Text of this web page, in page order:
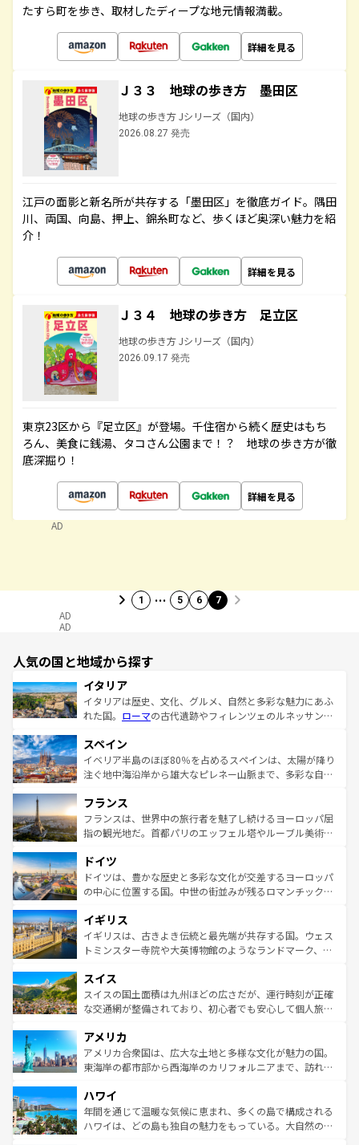
たすら町を歩き、取材したディープな地元情報満載。
詳細を見る
Ｊ３３ 地球の歩き方 墨田区
地球の歩き方 Jシリーズ（国内）
2026.08.27 発売
江戸の面影と新名所が共存する「墨田区」を徹底ガイド。隅田
川、両国、向島、押上、錦糸町など、歩くほど奥深い魅力を紹
介！
詳細を見る
Ｊ３４ 地球の歩き方 足立区
地球の歩き方 Jシリーズ（国内）
2026.09.17 発売
東京23区から『足立区』が登場。千住宿から続く歴史はもち
ろん、美食に銭湯、タコさん公園まで！？ 地球の歩き方が徹
底深掘り！
詳細を見る
AD
1 … 5 6 7
AD
AD
人気の国と地域から探す
イタリア
イタリアは歴史、文化、グルメ、自然と多彩な魅力にあふ
れた国。 ローマの古代遺跡やフィレンツェのルネッサンス
ろん、トスカーナの美しい田園風景やアマルフィ海岸の絶
景など、自然景観も見逃せない。観光の合間には、本場の
ピザやパスタなど、絶品のイタリア料理を堪能することも
ませてくれるイタリアで、忘れられない旅をしてみよう！
なお、新着のイタリア情報はコンテンツ一覧 を参照してほ
しい。
スペイン
イベリア半島のほぼ80％を占めるスペインは、太陽が降り
注ぐ地中海沿岸から雄大なピレネー山脈まで、多彩な自然
文化が根付くこの国では、情熱的なフラメンコ、熱気あふ
れる闘牛、そして美味しいタパスが生活の一部となってい
る。首都マドリードの洗練された雰囲気や、バルセロナの
の城塞都市、穏やかなビーチリゾートまで多彩な表情を見
せる。地方によって風土や気候が異なるスペインはその個
性で訪れる人を魅了する。 なお、新着のスペイン情報はコ
フランス
フランスは、世界中の旅行者を魅了し続けるヨーロッパ屈
指の観光地だ。首都パリのエッフェル塔やルーブル美術館
で、幅広い魅力が詰まっている。華麗な宮殿、歴史的な大
聖堂、美しいビーチ、そして豊かな自然が、訪れる者を心
から魅了する。また、フランスは美食の国としても知ら
いる。シャンパンの発祥地であるランス、プロヴァンスの
香り高いラベンダー畑など、多彩な楽しみ方が可能だ。さ
らに、パリ以外の地域にも魅力が溢れており、どの街角に
れる地方に足を運ぶとそれぞれで全く異なる文化を体験で
きるだろう。 なお、新着のフランス情報はコンテンツ一覧
を参照してほしい。
ドイツ
ドイツは、豊かな歴史と多彩な文化が交差するヨーロッパ
の中心に位置する国。中世の街並みが残るロマンチック街
顔を持つこの国は、どこを歩いても飽きることがない。ベ
ルリンの文化的活気、バイエルン州のアルプスの絶景、そ
してライン川沿いのワイン畑といった風景は必見。ビール
は、お酒好きな人にはぜひ体験してほしい。 なお、新着の
ドイツ情報はコンテンツ一覧を参照してほしい。
イギリス
イギリスは、古きよき伝統と最先端が共存する国。ウェス
トミンスター寺院や大英博物館のようなランドマーク、歴
リアごとに異なる魅力がある。また、優雅なアフタヌーン
ティー、ビール好きにはたまらない英国パブ、サッカー観
戦など、本場だからこそできる体験も豊富。イギリスを旅
ンツ一覧を参照してほしい。
スイス
スイスの国土面積は九州ほどの広さだが、運行時刻が正確
な交通網が整備されており、初心者でも安心して個人旅行
の建物がそのまま残る町や、スイスならではのユニークな
博物館もあり、アルプス観光だけでなく町歩きも満喫する
ことができる。国民の所得が高いため物価も高いが、旅行
ば市内交通費無料で観光を楽しむこともできる。 なお、新
着のスイス情報はコンテンツ一覧 を参照してほしい。
アメリカ
アメリカ合衆国は、広大な土地と多様な文化が魅力の国。
東海岸の都市部から西海岸のカリフォルニアまで、訪れる
のような巨大都市は、観光、ショッピング、エンターテイ
ンメントが詰まった刺激的なスポットだ。一方、アメリカ
西部には大自然が広がり、グランドキャニオンやイエロー
ハワイ
年間を通じて温暖な気候に恵まれ、多くの島で構成される
ハワイは、どの島も独自の魅力をもっている。大自然の神